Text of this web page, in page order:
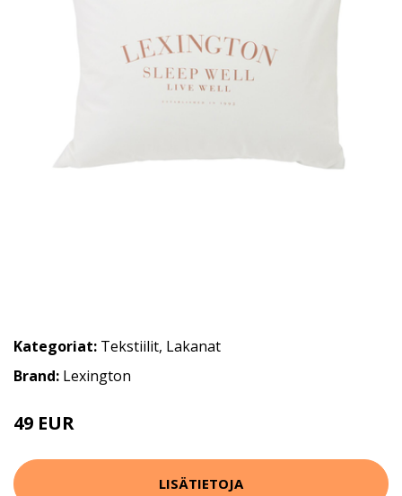
Kategoriat: Tekstiilit, Lakanat
Brand: Lexington
49 EUR
LISÄTIETOJA